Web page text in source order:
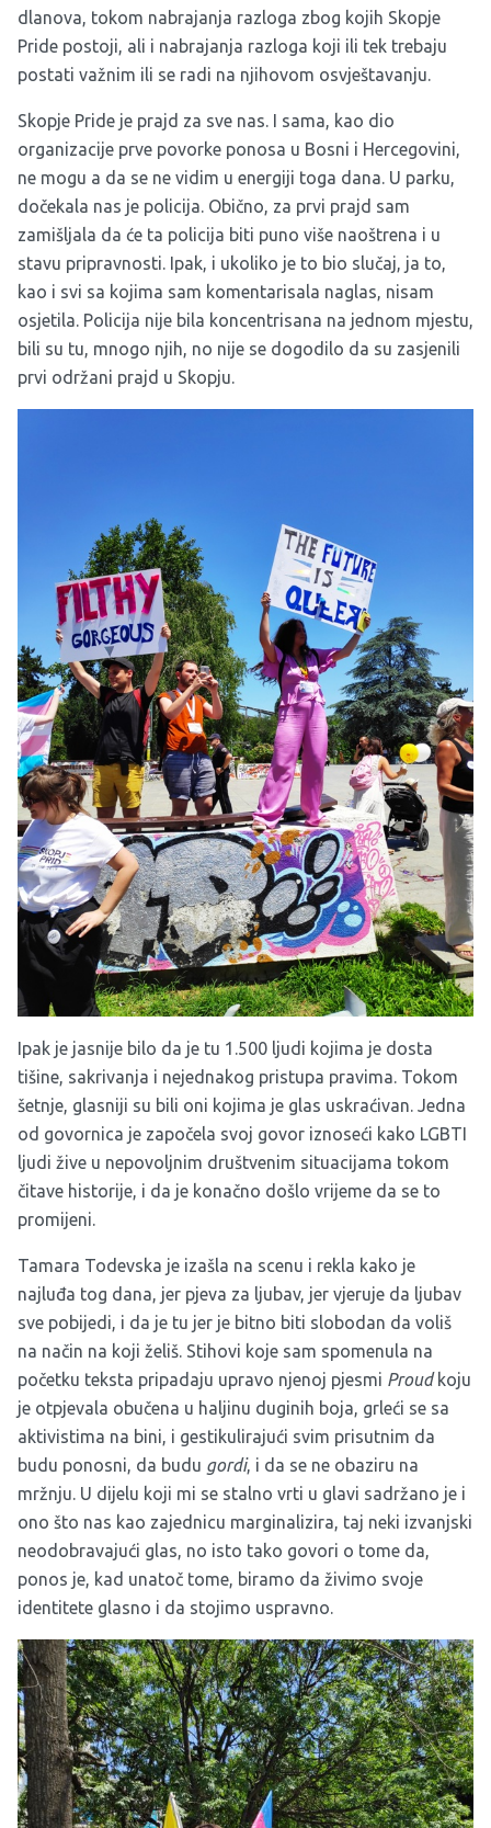
dlanova, tokom nabrajanja razloga zbog kojih Skopje
Pride postoji, ali i nabrajanja razloga koji ili tek trebaju
postati važnim ili se radi na njihovom osvještavanju.
Skopje Pride je prajd za sve nas. I sama, kao dio
organizacije prve povorke ponosa u Bosni i Hercegovini,
ne mogu a da se ne vidim u energiji toga dana. U parku,
dočekala nas je policija. Obično, za prvi prajd sam
zamišljala da će ta policija biti puno više naoštrena i u
stavu pripravnosti. Ipak, i ukoliko je to bio slučaj, ja to,
kao i svi sa kojima sam komentarisala naglas, nisam
osjetila. Policija nije bila koncentrisana na jednom mjestu,
bili su tu, mnogo njih, no nije se dogodilo da su zasjenili
prvi održani prajd u Skopju.
Ipak je jasnije bilo da je tu 1.500 ljudi kojima je dosta
tišine, sakrivanja i nejednakog pristupa pravima. Tokom
šetnje, glasniji su bili oni kojima je glas uskraćivan. Jedna
od govornica je započela svoj govor iznoseći kako LGBTI
ljudi žive u nepovoljnim društvenim situacijama tokom
čitave historije, i da je konačno došlo vrijeme da se to
promijeni.
Tamara Todevska je izašla na scenu i rekla kako je
najluđa tog dana, jer pjeva za ljubav, jer vjeruje da ljubav
sve pobijedi, i da je tu jer je bitno biti slobodan da voliš
na način na koji želiš. Stihovi koje sam spomenula na
početku teksta pripadaju upravo njenoj pjesmi Proudkoju
je otpjevala obučena u haljinu duginih boja, grleći se sa
aktivistima na bini, i gestikulirajući svim prisutnim da
budu ponosni, da budu gordi, i da se ne obaziru na
mržnju. U dijelu koji mi se stalno vrti u glavi sadržano je i
ono što nas kao zajednicu marginalizira, taj neki izvanjski
neodobravajući glas, no isto tako govori o tome da,
ponos je, kad unatoč tome, biramo da živimo svoje
identitete glasno i da stojimo uspravno.